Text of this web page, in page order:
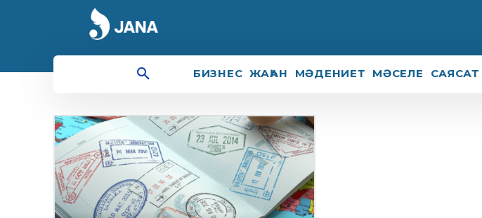
БИЗНЕС ЖАҺАН МӘДЕНИЕТ МӘСЕЛЕ САЯСАТ
жеңіл